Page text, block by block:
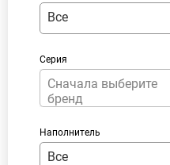
Все
Серия
Сначала выберите
бренд
Наполнитель
Все